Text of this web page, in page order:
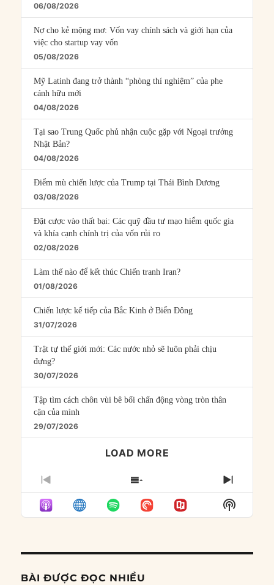
06/08/2026
Nợ cho kẻ mộng mơ: Vốn vay chính sách và giới hạn của
việc cho startup vay vốn
05/08/2026
Mỹ Latinh đang trở thành “phòng thí nghiệm” của phe
cánh hữu mới
04/08/2026
Tại sao Trung Quốc phủ nhận cuộc gặp với Ngoại trưởng
Nhật Bản?
04/08/2026
Điểm mù chiến lược của Trump tại Thái Bình Dương
03/08/2026
Đặt cược vào thất bại: Các quỹ đầu tư mạo hiểm quốc gia
và khía cạnh chính trị của vốn rủi ro
02/08/2026
Làm thế nào để kết thúc Chiến tranh Iran?
01/08/2026
Chiến lược kế tiếp của Bắc Kinh ở Biển Đông
31/07/2026
Trật tự thế giới mới: Các nước nhỏ sẽ luôn phải chịu
đựng?
30/07/2026
Tập tìm cách chôn vùi bê bối chấn động vòng tròn thân
cận của mình
29/07/2026
LOAD MORE
PREVIOUS
EPISODE
SHOW
EPISODES
LIST
NEXT
Show
Podcast
BÀI ĐƯỢC ĐỌC NHIỀU